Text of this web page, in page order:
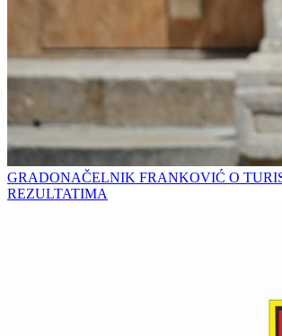
GRADONAČELNIK FRANKOVIĆ O
REZULTATIMA